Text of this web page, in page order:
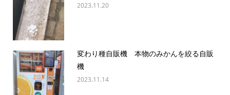
2023.11.20
変わり種自販機 本物のみかんを絞る自販
機
2023.11.14